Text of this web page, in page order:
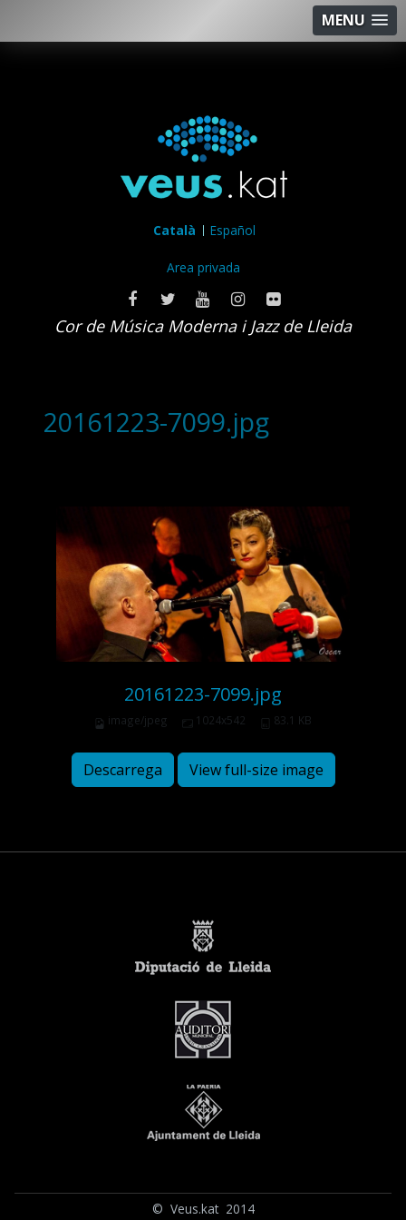
MENU
Català Español
Area privada
Cor de Música Moderna i Jazz de Lleida
20161223-7099.jpg
20161223-7099.jpg
image/jpeg 1024x542 83.1 KB
Descarrega View full-size image
© Veus.kat 2014